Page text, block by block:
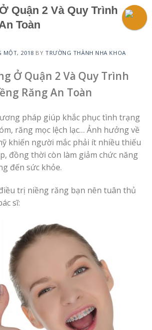
Quận 2 Và Quy Trình
Toàn
MỘT, 2018 BY TRƯỜNG THÀNH NHA KHOA
Ở Quận 2 Và Quy Trình
Răng An Toàn
pháp giúp khắc phục tình trạng
răng mọc lệch lạc… Ảnh hưởng về
khiến người mắc phải ít nhiều thiếu
đồng thời còn làm giảm chức năng
đến sức khỏe.
trị niềng răng bạn nên tuân thủ
sĩ: